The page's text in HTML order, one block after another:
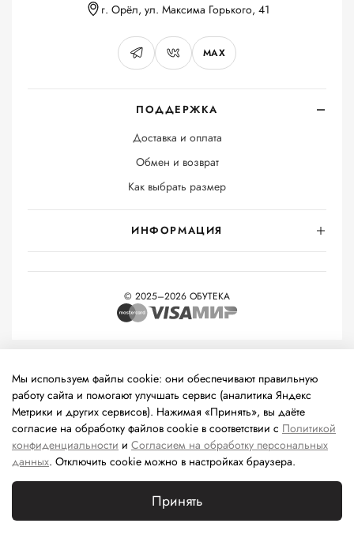
ПОДДЕРЖКА
Доставка и оплата
Обмен и возврат
Как выбрать размер
ИНФОРМАЦИЯ
г. Орёл, ул. Максима Горького, 41
MAX
© 2025–2026 ОБУТЕКА
технологии
(информационные технологии предоставления
информации на основе сбора, систематизации и анализа
сведений, относящихся к предпочтениям пользователей сети
«Интернет», находящихся на территории Российской
Федерации).
Мы используем файлы cookie: они обеспечивают правильную
работу сайта и помогают улучшать сервис (аналитика Яндекс
Метрики и других сервисов). Нажимая «Принять», вы даёте
согласие на обработку файлов cookie в соответствии с Политикой
конфиденциальности и Согласием на обработку персональных
данных. Отключить cookie можно в настройках браузера.
Принять